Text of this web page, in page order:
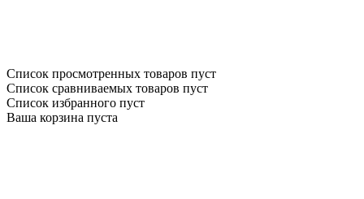
Список просмотренных товаров пуст
Список сравниваемых товаров пуст
Список избранного пуст
Ваша корзина пуста